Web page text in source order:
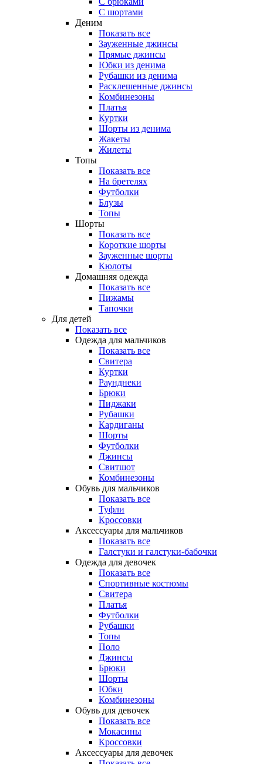
С шортами
Деним
Показать все
Зауженные джинсы
Прямые джинсы
Юбки из денима
Рубашки из денима
Расклешенные джинсы
Комбинезоны
Платья
Куртки
Шорты из денима
Жакеты
Жилеты
Топы
Показать все
На бретелях
Футболки
Блузы
Топы
Шорты
Показать все
Короткие шорты
Зауженные шорты
Кюлоты
Домашняя одежда
Показать все
Пижамы
Тапочки
Для детей
Показать все
Одежда для мальчиков
Показать все
Свитера
Куртки
Раунднеки
Брюки
Пиджаки
Рубашки
Кардиганы
Шорты
Футболки
Джинсы
Свитшот
Комбинезоны
Обувь для мальчиков
Показать все
Туфли
Кроссовки
Аксессуары для мальчиков
Показать все
Галстуки и галстуки-бабочки
Одежда для девочек
Показать все
Спортивные костюмы
Свитера
Платья
Футболки
Рубашки
Топы
Поло
Джинсы
Брюки
Шорты
Юбки
Комбинезоны
Обувь для девочек
Показать все
Мокасины
Кроссовки
Аксессуары для девочек